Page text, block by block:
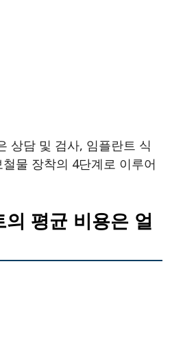
상담 및 검사, 임플란트 식
물 장착의 4단계로 이루어
평균 비용은 얼